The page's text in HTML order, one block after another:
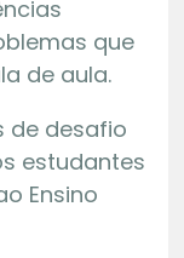
que
de aula.
de desafio
estudantes
Ensino